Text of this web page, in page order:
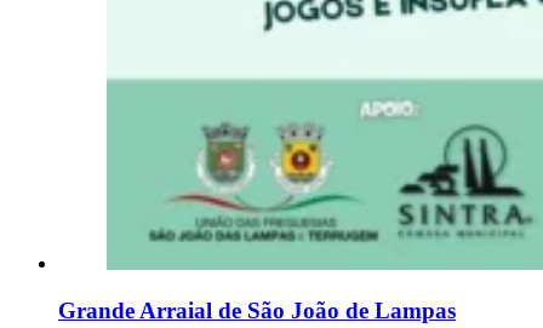
Grande Arraial de São João de Lampas